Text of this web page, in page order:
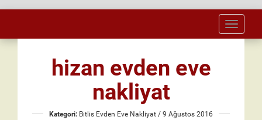
Toggle
hizan evden eve
nakliyat
Kategori: Bitlis Evden Eve Nakliyat / 9 Ağustos 2016